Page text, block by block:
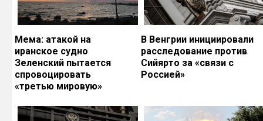
Мема: атакой на
иранское судно
Зеленский пытается
спровоцировать
«третью мировую»
В Венгрии инициировали
расследование против
Сийярто за «связи с
Россией»